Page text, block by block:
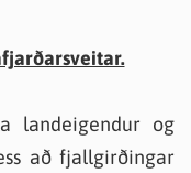
landeigendur og
að fjallgirðingar